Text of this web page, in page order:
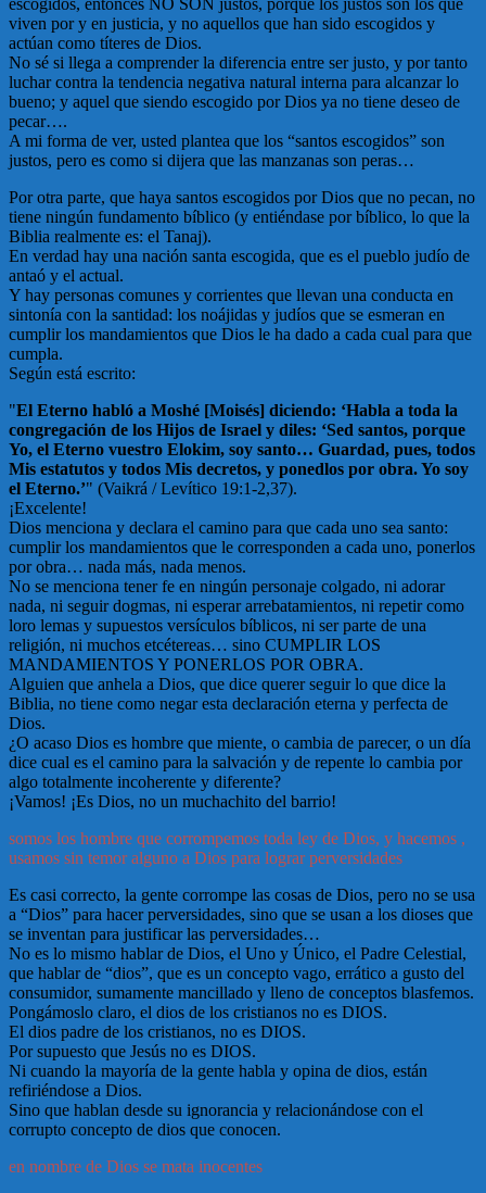
escogidos, entonces NO SON justos, porque los justos son los que
viven por y en justicia, y no aquellos que han sido escogidos y
actúan como títeres de Dios.
No sé si llega a comprender la diferencia entre ser justo, y por tanto
luchar contra la tendencia negativa natural interna para alcanzar lo
bueno; y aquel que siendo escogido por Dios ya no tiene deseo de
pecar….
A mi forma de ver, usted plantea que los “santos escogidos” son
justos, pero es como si dijera que las manzanas son peras…
Por otra parte, que haya santos escogidos por Dios que no pecan, no
tiene ningún fundamento bíblico (y entiéndase por bíblico, lo que la
Biblia realmente es: el Tanaj).
En verdad hay una nación santa escogida, que es el pueblo judío de
antaó y el actual.
Y hay personas comunes y corrientes que llevan una conducta en
sintonía con la santidad: los noájidas y judíos que se esmeran en
cumplir los mandamientos que Dios le ha dado a cada cual para que
cumpla.
Según está escrito:
"El Eterno habló a Moshé [Moisés] diciendo: ‘Habla a toda la
congregación de los Hijos de Israel y diles: ‘Sed santos, porque
Yo, el Eterno vuestro Elokim, soy santo… Guardad, pues, todos
Mis estatutos y todos Mis decretos, y ponedlos por obra. Yo soy
el Eterno.’" (Vaikrá / Levítico 19:1-2,37).
¡Excelente!
Dios menciona y declara el camino para que cada uno sea santo:
cumplir los mandamientos que le corresponden a cada uno, ponerlos
por obra… nada más, nada menos.
No se menciona tener fe en ningún personaje colgado, ni adorar
nada, ni seguir dogmas, ni esperar arrebatamientos, ni repetir como
loro lemas y supuestos versículos bíblicos, ni ser parte de una
religión, ni muchos etcétereas… sino CUMPLIR LOS
MANDAMIENTOS Y PONERLOS POR OBRA.
Alguien que anhela a Dios, que dice querer seguir lo que dice la
Biblia, no tiene como negar esta declaración eterna y perfecta de
Dios.
¿O acaso Dios es hombre que miente, o cambia de parecer, o un día
dice cual es el camino para la salvación y de repente lo cambia por
algo totalmente incoherente y diferente?
¡Vamos! ¡Es Dios, no un muchachito del barrio!
somos los hombre que corrompemos toda ley de Dios, y hacemos ,
usamos sin temor alguno a Dios para lograr perversidades
Es casi correcto, la gente corrompe las cosas de Dios, pero no se usa
a “Dios” para hacer perversidades, sino que se usan a los dioses que
se inventan para justificar las perversidades…
No es lo mismo hablar de Dios, el Uno y Único, el Padre Celestial,
que hablar de “dios”, que es un concepto vago, errático a gusto del
consumidor, sumamente mancillado y lleno de conceptos blasfemos.
Pongámoslo claro, el dios de los cristianos no es DIOS.
El dios padre de los cristianos, no es DIOS.
Por supuesto que Jesús no es DIOS.
Ni cuando la mayoría de la gente habla y opina de dios, están
refiriéndose a Dios.
Sino que hablan desde su ignorancia y relacionándose con el
corrupto concepto de dios que conocen.
en nombre de Dios se mata inocentes